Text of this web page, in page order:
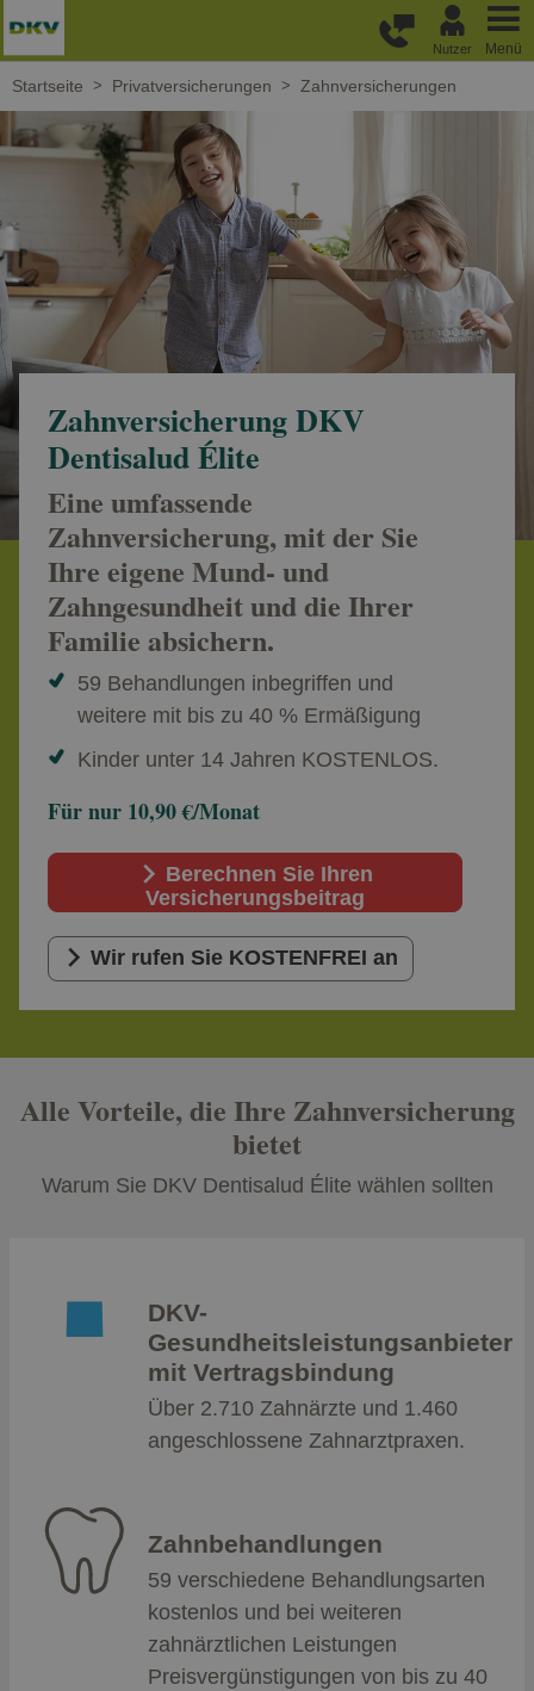
Nutzer Menü
Startseite Privatversicherungen Zahnversicherungen
Zahnversicherung DKV
Dentisalud Élite
Eine umfassende
Zahnversicherung, mit der Sie
Ihre eigene Mund- und
Zahngesundheit und die Ihrer
Familie absichern.
59 Behandlungen inbegriffen und
weitere mit bis zu 40 % Ermäßigung
Kinder unter 14 Jahren KOSTENLOS.
Für nur 10,90 €/Monat
Berechnen Sie Ihren
Versicherungsbeitrag
Wir rufen Sie KOSTENFREI an
Alle Vorteile, die Ihre Zahnversicherung
bietet
Warum Sie DKV Dentisalud Élite wählen sollten
DKV-
Gesundheitsleistungsanbieter
mit Vertragsbindung
Über 2.710 Zahnärzte und 1.460
angeschlossene Zahnarztpraxen.
Zahnbehandlungen
59 verschiedene Behandlungsarten
kostenlos und bei weiteren
zahnärztlichen Leistungen
Preisvergünstigungen von bis zu 40